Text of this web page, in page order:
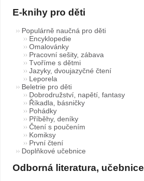
E-knihy pro děti
Populárně naučná pro děti
Encyklopedie
Omalovánky
Pracovní sešity, zábava
Tvoříme s dětmi
Jazyky, dvoujazyčné čtení
Leporela
Beletrie pro děti
Dobrodružství, napětí, fantasy
Říkadla, básničky
Pohádky
Příběhy, deníky
Čtení s poučením
Komiksy
První čtení
Doplňkové učebnice
Odborná literatura, učebnice